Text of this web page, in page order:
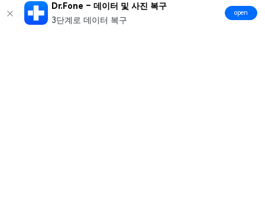
Dr.Fone – 데이터 및 사진 복구
3단계로 데이터 복구
open